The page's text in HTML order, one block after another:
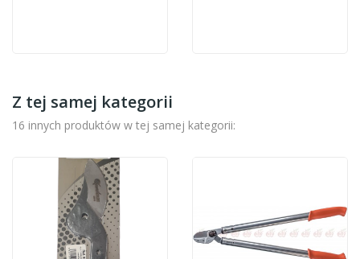
Z tej samej kategorii
16 innych produktów w tej samej kategorii: